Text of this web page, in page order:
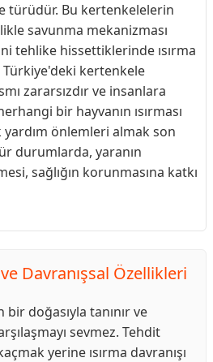
türüdür. Bu kertenkelelerin
savunma mekanizması
tehlike hissettiklerinde ısırma
kertenkele
zararsızdır ve insanlara
bir hayvanın ısırması
önlemleri almak son
durumlarda, yaranın
sağlığın korunmasına katkı
Davranışsal Özellikleri
doğasıyla tanınır ve
sevmez. Tehdit
yerine ısırma davranışı